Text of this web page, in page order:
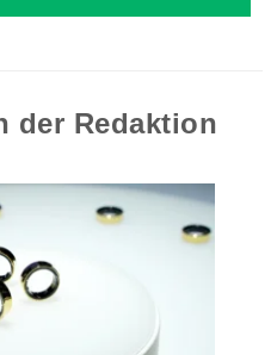
der Redaktion